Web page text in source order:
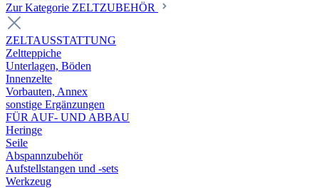
Zur Kategorie ZELTZUBEHÖR
ZELTAUSSTATTUNG
Zeltteppiche
Unterlagen, Böden
Innenzelte
Vorbauten, Annex
sonstige Ergänzungen
FÜR AUF- UND ABBAU
Heringe
Seile
Abspannzubehör
Aufstellstangen und -sets
Werkzeug